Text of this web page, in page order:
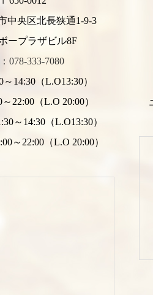
中央区北長狭通1-9-3
ープラザビル8F
078-333-7080
14:30（L.O13:30）
（L.O 20:00）
～14:30（L.O13:30）
（L.O 20:00）